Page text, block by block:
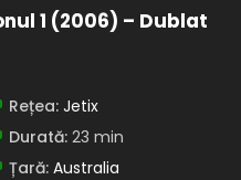
June, 2025
1 (2006) – Dublat
Rețea: Jetix
Durată: 23 min
Țară: Australia